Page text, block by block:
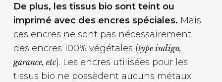
De plus, les tissus bio sont teint ou
imprimé avec des encres spéciales. Mais
ces encres ne sont pas nécessairement
des encres 100% végétales (type indigo,
garance, etc). Les encres utilisées pour les
tissus bio ne possèdent aucuns métaux